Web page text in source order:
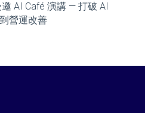
AI Café 演講 — 打破 AI
營運改善